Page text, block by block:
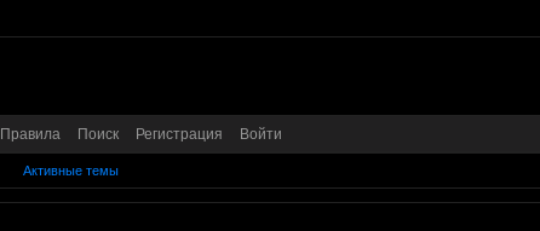
Правила Поиск Регистрация Войти
Активные темы